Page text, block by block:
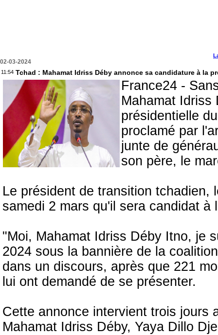
02-03-2024
11:54 Tchad : Mahamat Idriss Déby annonce sa candidature à la
France24 -
Mahamat Idriss
présidentielle
proclamé par
junte de
son père, le
Le président de transition tchadien,
samedi 2 mars qu'il sera candidat
"Moi, Mahamat Idriss Déby Itno, je
2024 sous la bannière de la
dans un discours, après que 221
lui ont demandé de se présenter.
Cette annonce intervient trois jours
Mahamat Idriss Déby, Yaya Dillo